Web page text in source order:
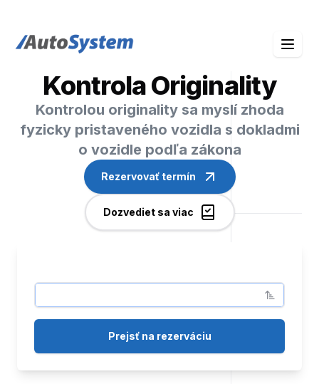
auto-system logo
Prejsť na rezerváciu
Kontrola Originality
Kontrolou originality sa myslí zhoda
fyzicky pristaveného vozidla s dokladmi
o vozidle podľa zákona
Rezervovať termín
Dozvediet sa viac